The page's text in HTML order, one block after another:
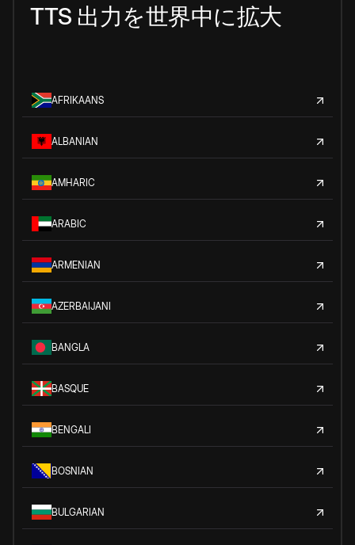
TTS 出力を世界中に拡大
AFRIKAANS
ALBANIAN
AMHARIC
ARABIC
ARMENIAN
AZERBAIJANI
BANGLA
BASQUE
BENGALI
BOSNIAN
BULGARIAN